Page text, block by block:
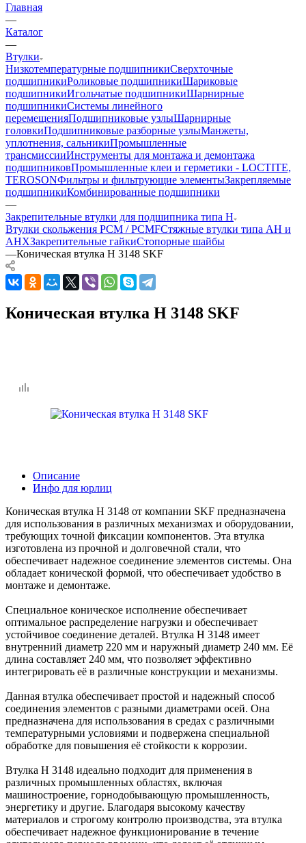
Главная
—
Каталог
—
Втулки
Низкотемпературные подшипникиСверхточные
подшипникиРоликовые подшипникиШариковые
подшипникиИгольчатые подшипникиШарнирные
подшипникиСистемы линейного
перемещенияПодшипниковые узлыШарнирные
головкиПодшипниковые разборные узлыМанжеты,
уплотнения, сальникиПромышленные
трансмиссииИнструменты для монтажа и демонтажа
подшипниковПромышленные клеи и герметики - LOCTITE,
TEROSONФильтры и фильтрующие элементыЗакрепляемые
подшипникиКомбинированные подшипники
—
Закрепительные втулки для подшипника типа H
Втулки скольжения PCM / PCMFСтяжные втулки типа AH и
AHXЗакрепительные гайкиСтопорные шайбы
—Коническая втулка H 3148 SKF
Коническая втулка H 3148 SKF
Описание
Инфо для юрлиц
Коническая втулка H 3148 от компании SKF предназначена
для использования в различных механизмах и оборудовании,
требующих точной фиксации компонентов. Эта втулка
изготовлена из прочной и долговечной стали, что
обеспечивает надежное соединение элементов системы. Она
обладает конической формой, что обеспечивает удобство в
монтаже и демонтаже.
Специальное коническое исполнение обеспечивает
оптимальное распределение нагрузки и обеспечивает
устойчивое соединение деталей. Втулка H 3148 имеет
внутренний диаметр 220 мм и наружный диаметр 240 мм. Её
длина составляет 240 мм, что позволяет эффективно
интегрировать её в различные конструкции и механизмы.
Данная втулка обеспечивает простой и надежный способ
соединения элементов с разными диаметрами осей. Она
предназначена для использования в средах с различными
температурными условиями и подвержена специальной
обработке для повышения её стойкости к коррозии.
Втулка H 3148 идеально подходит для применения в
различных промышленных областях, включая
машиностроение, горнодобывающую промышленность,
энергетику и другие. Благодаря высокому качеству
материалов и строгому контролю производства, эта втулка
обеспечивает надежное функционирование в течение